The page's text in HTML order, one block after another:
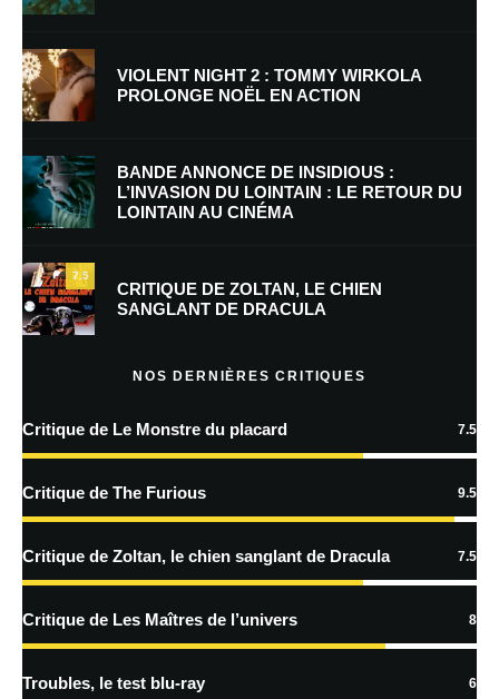
Nom*
E-mail
Enregistrer mon nom, mon e-mail et mon site dans le navigateur pour
mon prochain commentaire.
Prévenez-moi de tous les nouveaux commentaires par e-mail.
Prévenez-moi de tous les nouveaux articles par e-mail.
En savoir
traitées
VIOLENT NIGHT 2 : TOMMY WIRKOLA
PROLONGE NOËL EN ACTION
BANDE ANNONCE DE INSIDIOUS :
L’INVASION DU LOINTAIN : LE RETOUR DU
LOINTAIN AU CINÉMA
7.5
CRITIQUE DE ZOLTAN, LE CHIEN
SANGLANT DE DRACULA
NOS DERNIÈRES CRITIQUES
Critique de Le Monstre du placard 7.5
Critique de The Furious 9.5
Critique de Zoltan, le chien sanglant de Dracula 7.5
Critique de Les Maîtres de l’univers 8
Troubles, le test blu-ray 6